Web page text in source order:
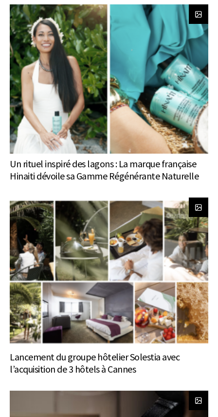
Un rituel inspiré des lagons : La marque française
Hinaiti dévoile sa Gamme Régénérante Naturelle
Lancement du groupe hôtelier Solestia avec
l’acquisition de 3 hôtels à Cannes